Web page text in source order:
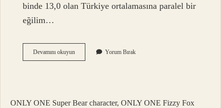
binde 13,0 olan Türkiye ortalamasına paralel bir
eğilim…
Devamını okuyunAntakya
Il
Yorum Bırak
ONLY ONE Super Bear character, ONLY ONE Fizzy Fox